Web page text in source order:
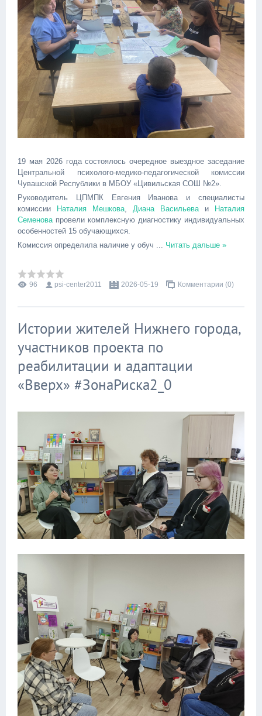
19 мая 2026 года состоялось очередное выездное заседание
Центральной психолого-медико-педагогической комиссии
Чувашской Республики в МБОУ «Цивильская СОШ №2».
Руководитель ЦПМПК Евгения Иванова и специалисты
комиссии
Наталия Мешкова Диана Васильева и
Наталия
Семенова провели комплексную диагностику индивидуальных
особенностей 15 обучающихся.
Комиссия определила наличие у обуч
Читать дальше »
96 psi-center2011 2026-05-19 Комментарии (0)
Истории жителей Нижнего города,
участников проекта по
реабилитации и адаптации
«Вверх» #ЗонаРиска2_0